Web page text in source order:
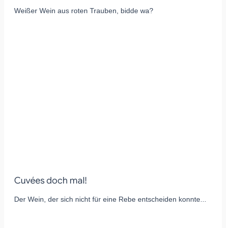
Weißer Wein aus roten Trauben, bidde wa?
Cuvées doch mal!
Der Wein, der sich nicht für eine Rebe entscheiden konnte...